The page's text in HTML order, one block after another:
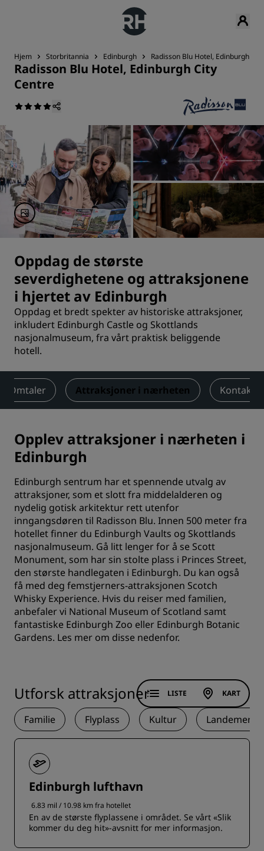
Hjem Storbritannia Edinburgh Radisson Blu Hotel, Edinburgh
Radisson Blu Hotel, Edinburgh City
Centre
Oppdag de største
severdighetene og attraksjonene
i hjertet av Edinburgh
Oppdag et bredt spekter av historiske attraksjoner,
inkludert Edinburgh Castle og Skottlands
nasjonalmuseum, fra vårt praktisk beliggende
hotell.
Omtaler Attraksjoner i nærheten Kontakt
Opplev attraksjoner i nærheten i
Edinburgh
Edinburgh sentrum har et spennende utvalg av
attraksjoner, som et slott fra middelalderen og
nydelig gotisk arkitektur rett utenfor
inngangsdøren til Radisson Blu. Innen 500 meter fra
hotellet finner du Edinburgh Vaults og Skottlands
nasjonalmuseum. Gå litt lenger for å se Scott
Monument, som har sin stolte plass i Princes Street,
den største handlegaten i Edinburgh. Du kan også
få med deg femstjerners-attraksjonen Scotch
Whisky Experience. Hvis du reiser med familien,
anbefaler vi National Museum of Scotland samt
fantastiske Edinburgh Zoo eller Edinburgh Botanic
Gardens. Les mer om disse nedenfor.
Utforsk attraksjoner
Familie Flyplass Kultur Landemerke
LISTE KART
Edinburgh lufthavn
6.83 mil / 10.98 km fra hotellet
En av de største flyplassene i området. Se vårt «Slik
kommer du deg hit»-avsnitt for mer informasjon.